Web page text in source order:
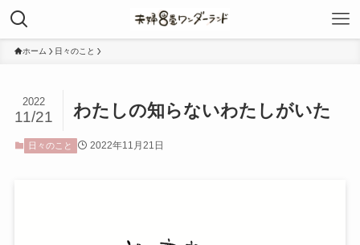
ホーム 日々のこと
わたしの知らないわたしがいた
2022
11/21
日々のこと 2022年11月21日